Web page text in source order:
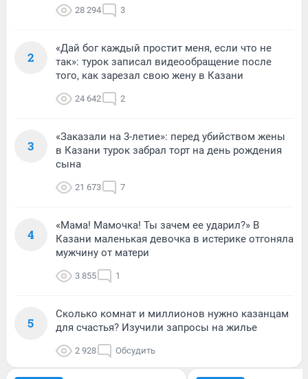
28 294 3
2
«Дай бог каждый простит меня, если что не
так»: турок записал видеообращение после
того, как зарезал свою жену в Казани
24 642 2
3
«Заказали на 3-летие»: перед убийством жены
в Казани турок забрал торт на день рождения
сына
21 673 7
4
«Мама! Мамочка! Ты зачем ее ударил?» В
Казани маленькая девочка в истерике отгоняла
мужчину от матери
3 855 1
5
Сколько комнат и миллионов нужно казанцам
для счастья? Изучили запросы на жилье
2 928 Обсудить